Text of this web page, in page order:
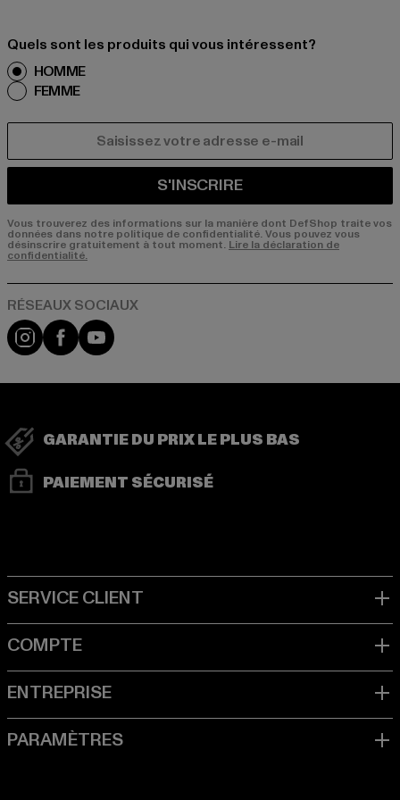
Quels sont les produits qui vous intéressent?
HOMME
FEMME
S'INSCRIRE
Vous trouverez des informations sur la manière dont DefShop traite vos
données dans notre politique de confidentialité. Vous pouvez vous
désinscrire gratuitement à tout moment. Lire la déclaration de
confidentialité.
Visit our Instagram page:
Visit our Facebook page:
Visit our YouTube channel:
GARANTIE DU PRIX LE PLUS BAS
PAIEMENT SÉCURISÉ